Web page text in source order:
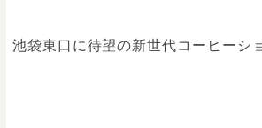
池袋東口に待望の新世代コーヒーシ